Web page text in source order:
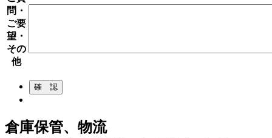
問・
ご要
望・
その
他
倉庫保管、物流